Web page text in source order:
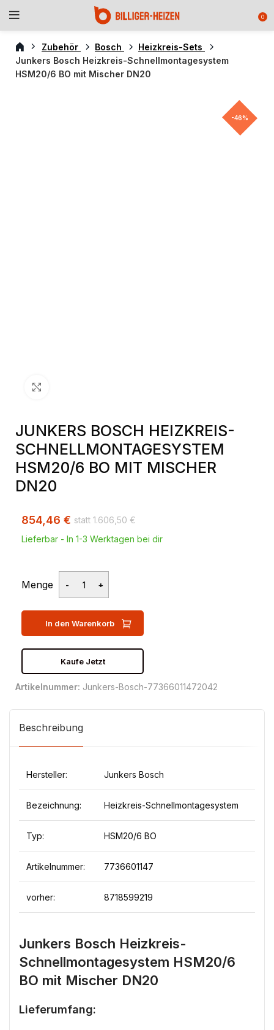
0
Zubehör Bosch
Heizkreis-Sets
Junkers Bosch Heizkreis-Schnellmontagesystem
HSM20/6 BO mit Mischer DN20
-46%
JUNKERS BOSCH HEIZKREIS-
SCHNELLMONTAGESYSTEM
HSM20/6 BO MIT MISCHER
DN20
1.606,50 €
854,46 €
Lieferbar - In 1-3 Werktagen bei dir
Menge
In den Warenkorb
Kaufe Jetzt
Artikelnummer: Junkers-Bosch-77366011472042
Beschreibung
Hersteller: Junkers Bosch
Bezeichnung: Heizkreis-Schnellmontagesystem
Typ: HSM20/6 BO
Artikelnummer: 7736601147
vorher: 8718599219
Junkers Bosch Heizkreis-
Schnellmontagesystem HSM20/6
BO mit Mischer DN20
Lieferumfang: